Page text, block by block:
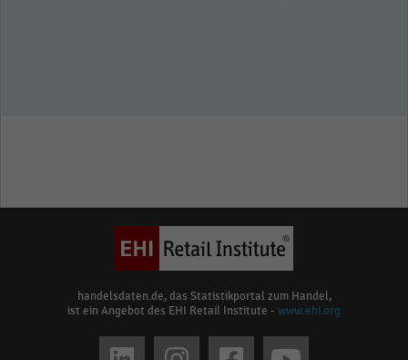
handelsdaten.de, das Statistikportal zum Handel,
ist ein Angebot des EHI Retail Institute - www.ehi.org